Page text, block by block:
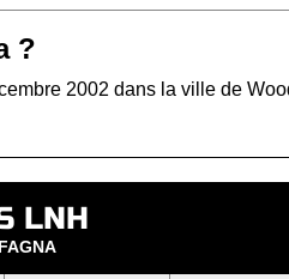
?
2002 dans la ville de
LNH